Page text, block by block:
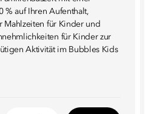
% auf Ihren Aufenthalt,
Mahlzeiten für Kinder und
für Kinder zur
Aktivität im Bubbles Kids